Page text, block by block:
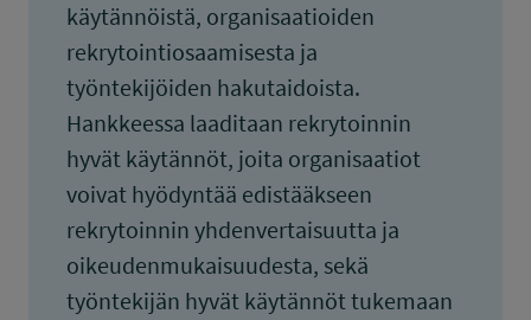
käytännöistä, organisaatioiden
rekrytointiosaamisesta ja
työntekijöiden hakutaidoista.
Hankkeessa laaditaan rekrytoinnin
hyvät käytännöt, joita organisaatiot
voivat hyödyntää edistääkseen
rekrytoinnin yhdenvertaisuutta ja
oikeudenmukaisuudesta, sekä
työntekijän hyvät käytännöt tukemaan